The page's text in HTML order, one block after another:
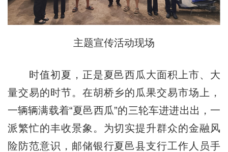
主题宣传活动现场
时值初夏，正是夏邑西瓜大面积上市、大
量交易的时节。在胡桥乡的瓜果交易市场上，
一辆辆满载着“夏邑西瓜”的三轮车进进出出，一
派繁忙的丰收景象。为切实提升群众的金融风
险防范意识，邮储银行夏邑县支行工作人员手